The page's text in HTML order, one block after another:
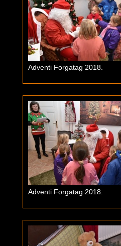
Adventi Forgatag 2018.
Adventi Forgatag 2018.